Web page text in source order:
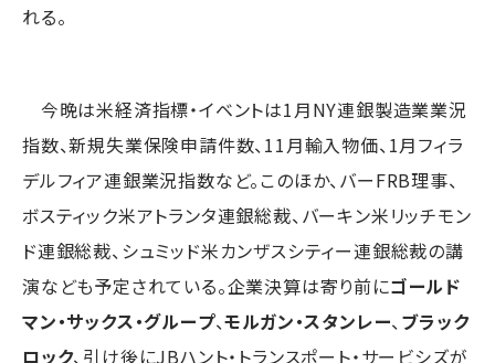
れる。
今晩は米経済指標・イベントは1月NY連銀製造業業況
指数、新規失業保険申請件数、11月輸入物価、1月フィラ
デルフィア連銀業況指数など。このほか、バーFRB理事、
ボスティック米アトランタ連銀総裁、バーキン米リッチモン
ド連銀総裁、シュミッド米カンザスシティー連銀総裁の講
演なども予定されている。企業決算は寄り前にゴールド
マン・サックス・グループ、モルガン・スタンレー、 ブラック
ロック、引け後にJBハント・トランスポート・サービシズが